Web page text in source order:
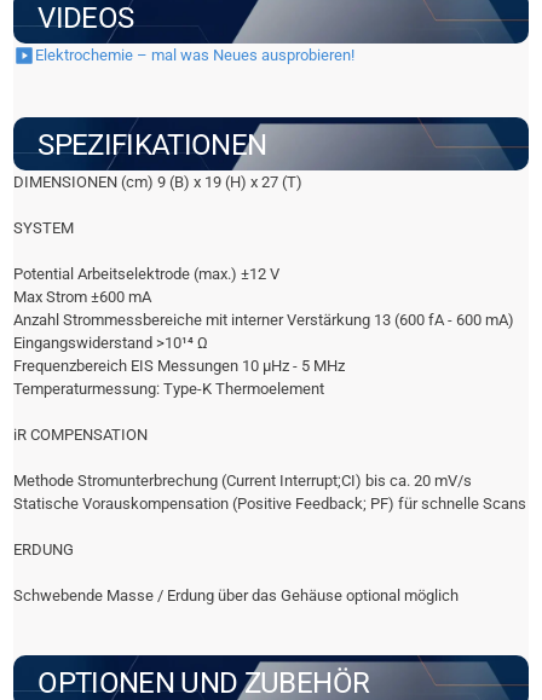
VIDEOS
Elektrochemie – mal was Neues ausprobieren!
SPEZIFIKATIONEN
DIMENSIONEN (cm) 9 (B) x 19 (H) x 27 (T)
SYSTEM
Potential Arbeitselektrode (max.) ±12 V
Max Strom ±600 mA
Anzahl Strommessbereiche mit interner Verstärkung 13 (600 fA - 600 mA)
Eingangswiderstand >10¹⁴ Ω
Frequenzbereich EIS Messungen 10 µHz - 5 MHz
Temperaturmessung: Type-K Thermoelement
iR COMPENSATION
Methode Stromunterbrechung (Current Interrupt;CI) bis ca. 20 mV/s
Statische Vorauskompensation (Positive Feedback; PF) für schnelle Scans
ERDUNG
Schwebende Masse / Erdung über das Gehäuse optional möglich
OPTIONEN UND ZUBEHÖR